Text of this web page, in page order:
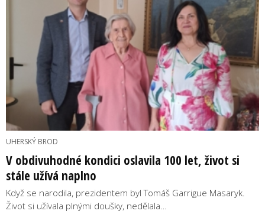
UHERSKÝ BROD
V obdivuhodné kondici oslavila 100 let, život si
stále užívá naplno
Když se narodila, prezidentem byl Tomáš Garrigue Masaryk.
Život si užívala plnými doušky, nedělala…